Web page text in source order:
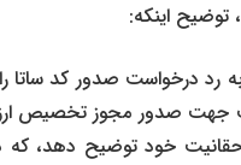
اینکه:
درخواست صدور کد ساتا
جهت صدور مجوز تخصیص
حقانیت خود توضیح دهد، که